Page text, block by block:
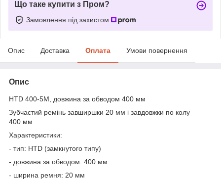
Що таке купити з Пром?
Замовлення під захистом
Опис Доставка Оплата Умови повернення
Опис
HTD 400-5M, довжина за обводом 400 мм
Зубчастий ремінь завширшки 20 мм і завдовжки по колу
400 мм
Характеристики:
- тип: HTD (замкнутого типу)
- довжина за обводом: 400 мм
- ширина ремня: 20 мм